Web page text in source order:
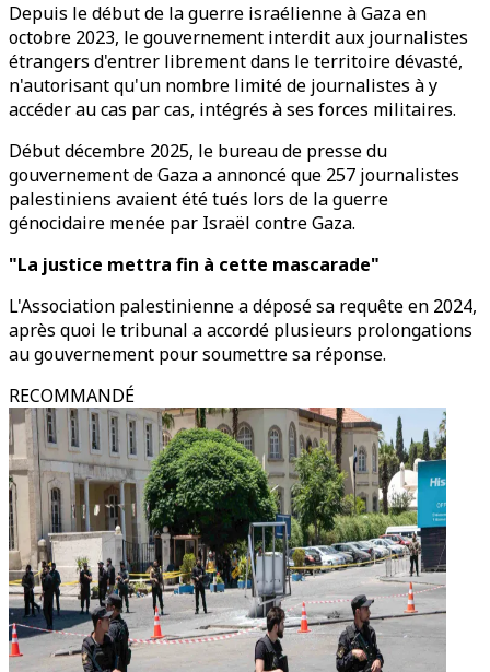
Depuis le début de la guerre israélienne à Gaza en
octobre 2023, le gouvernement interdit aux journalistes
étrangers d'entrer librement dans le territoire dévasté,
n'autorisant qu'un nombre limité de journalistes à y
accéder au cas par cas, intégrés à ses forces militaires.
Début décembre 2025, le bureau de presse du
gouvernement de Gaza a annoncé que 257 journalistes
palestiniens avaient été tués lors de la guerre
génocidaire menée par Israël contre Gaza.
"La justice mettra fin à cette mascarade"
L'Association palestinienne a déposé sa requête en 2024,
après quoi le tribunal a accordé plusieurs prolongations
au gouvernement pour soumettre sa réponse.
RECOMMANDÉ